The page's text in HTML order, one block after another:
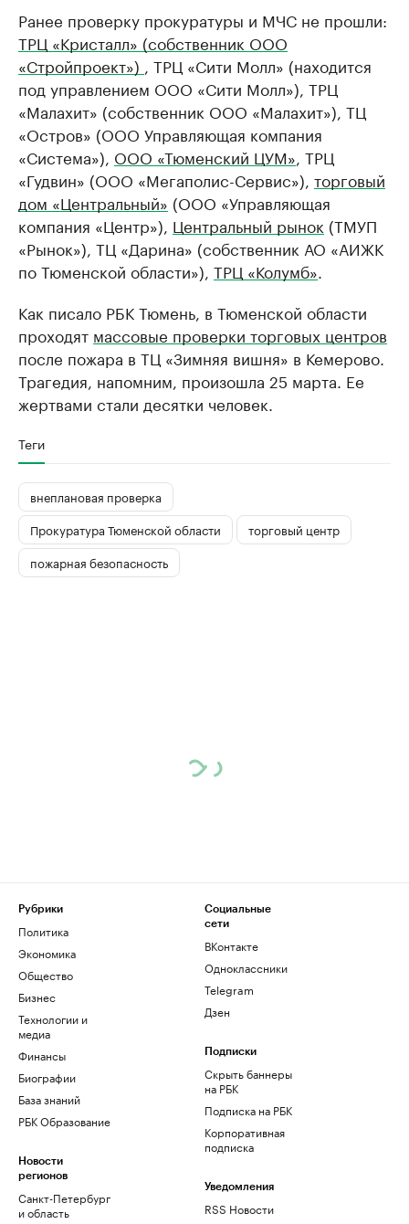
Ранее проверку прокуратуры и МЧС не прошли:
ТРЦ «Кристалл» (собственник ООО
«Стройпроект»)
, ТРЦ «Сити Молл» (находится
под управлением ООО «Сити Молл»), ТРЦ
«Малахит» (собственник ООО «Малахит»), ТЦ
«Остров» (ООО Управляющая компания
«Система»), ООО «Тюменский ЦУМ» , ТРЦ
«Гудвин» (ООО «Мегаполис-Сервис»), торговый
дом «Центральный» (ООО «Управляющая
компания «Центр»), Центральный рынок (ТМУП
«Рынок»), ТЦ «Дарина» (собственник АО «АИЖК
по Тюменской области»), ТРЦ «Колумб»
Как писало РБК Тюмень, в Тюменской области
проходят массовые проверки торговых центров
после пожара в ТЦ «Зимняя вишня» в Кемерово.
Трагедия, напомним, произошла 25 марта.​ Ее
жертвами стали десятки человек.
Теги
внеплановая проверка
Прокуратура Тюменской области
торговый центр
пожарная безопасность
Рубрики
Политика
Экономика
Общество
Бизнес
Технологии и
медиа
Финансы
Биографии
База знаний
РБК Образование
Новости
регионов
Санкт-Петербург
и область
Социальные
сети
ВКонтакте
Одноклассники
Telegram
Дзен
Подписки
Скрыть баннеры
на РБК
Подписка на РБК
Корпоративная
подписка
Уведомления
RSS Новости